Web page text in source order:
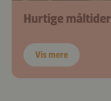
Hurtige måltider
Vis mere